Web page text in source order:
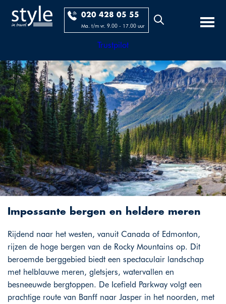
020 428 05 55
Ma. t/m vr. 9.00 - 17.00 uur
Trustpilot
Impossante bergen en heldere meren
Rijdend naar het westen, vanuit Canada of Edmonton,
rijzen de hoge bergen van de Rocky Mountains op. Dit
beroemde berggebied biedt een spectaculair landschap
met helblauwe meren, gletsjers, watervallen en
besneeuwde bergtoppen. De Icefield Parkway volgt een
prachtige route van Banff naar Jasper in het noorden, met